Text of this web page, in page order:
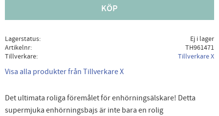
KÖP
Lagerstatus
Ej i lager
Artikelnr
TH961471
Tillverkare
Tillverkare X
Visa alla produkter från Tillverkare X
Det ultimata roliga föremålet för enhörningsälskare! Detta
supermjuka enhörningsbajs är inte bara en rolig